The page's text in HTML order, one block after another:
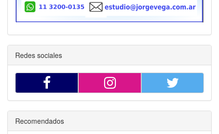
Redes sociales
Recomendados